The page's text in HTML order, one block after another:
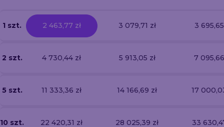
1 szt. 2 463,77 zł 3 079,71 zł 3
2 szt. 4 730,44 zł 5 913,05 zł 7
5 szt. 11 333,36 zł 14 166,69 zł 17
10 szt. 22 420,31 zł 28 025,39 zł 33